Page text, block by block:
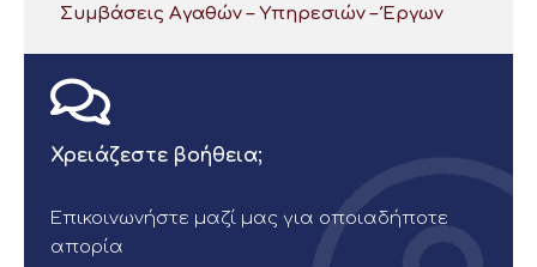
Συμβάσεις Αγαθών – Υπηρεσιών – Έργων
Χρειάζεστε βοήθεια;
Επικοινωνήστε μαζί μας για οποιαδήποτε
απορία